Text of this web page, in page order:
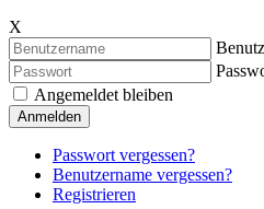
X
Angemeldet bleiben
Anmelden
Passwort vergessen?
Benutzername vergessen?
Registrieren